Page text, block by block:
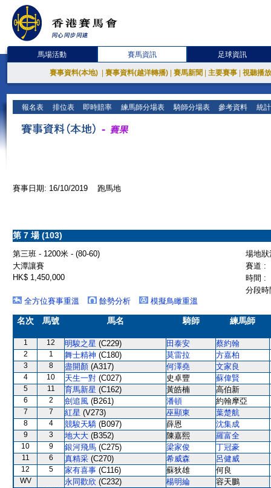
馬場活動 賽馬資訊 足球資訊
賽事資料(本地) 賽事資料(越洋轉播) 賽馬新聞 主要賽事 視聽播
報名表 排位表 即時賠率 練馬師分場表 騎師分場表 參考資料 統
賽事日期: 16/10/2019 跑馬地
第 7 場 (103)
第三班 - 1200米 - (80-60)
場地
大潭讓賽
賽道 :
HK$ 1,450,000
時間 :
分段
全方位賽事重溫
餘勢分析 模擬鳥瞰重溫
名次 馬號 馬名 騎師 練馬師
1 12 明駿之星 (C229) 田泰安 蔡約翰
2 1 舞士精神 (C180) 莫雷拉 方嘉柏
3 8 盡開顏 (A317) 何澤堯 文家良
4 10 天生一對 (C027) 史卓豐 蘇偉賢
5 11 育馬新星 (C162) 黃皓楠 高伯新
6 2 劍追風 (B261) 潘頓 約翰摩亞
7 7 紅星 (V273) 巫顯東 葉楚航
8 4 競駿天驕 (B097) 薛恩 沈集成
9 3 地大大 (B352) 陳嘉熙 羅富全
10 9 銀河飛馬 (C275) 梁家俊 丁冠豪
11 6 真精采 (C270) 希威森 呂健威
12 5 家有喜事 (C116) 蘇狄雄 何良
WV 永同歡欣 (C232) 楊明綸
容天鵬